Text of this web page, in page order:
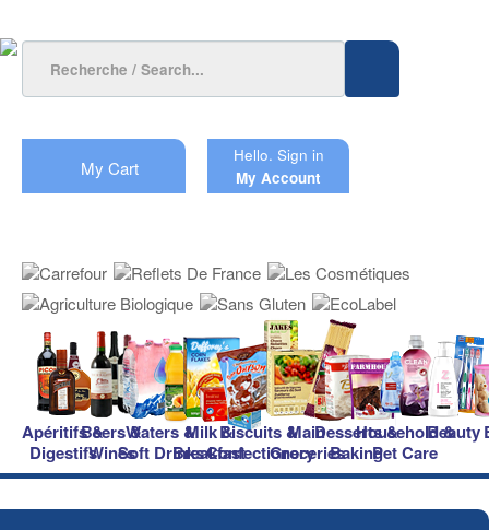
My Cart
Hello. Sign in
My Account
Apéritifs &
Digestifs
Beers &
Wines
Waters &
Soft Drinks
Milk &
Breakfast
Biscuits &
Confectionery
Main
Groceries
Desserts &
Baking
Household &
Pet Care
Beauty